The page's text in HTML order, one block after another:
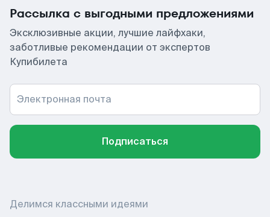
Рассылка с выгодными предложениями
Эксклюзивные акции, лучшие лайфхаки,
заботливые рекомендации от экспертов
Купибилета
Электронная почта
Подписаться
Делимся классными идеями